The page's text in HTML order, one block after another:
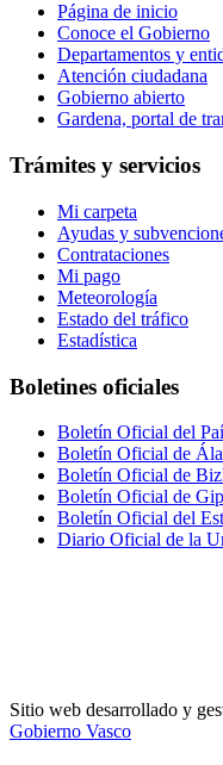
Página de inicio
Conoce el Gobierno
Departamentos y
Atención ciudadana
Gobierno abierto
Gardena, portal de
Trámites y servicios
Mi carpeta
Ayudas y
Contrataciones
Mi pago
Meteorología
Estado del tráfico
Estadística
Boletines oficiales
Boletín Oficial del
Boletín Oficial de
Boletín Oficial de
Boletín Oficial de
Boletín Oficial del
Diario Oficial de la
Sitio web desarrollado y
Gobierno Vasco